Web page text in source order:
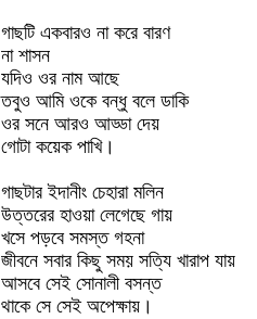
গাছটি একবারও না করে বারণ
না শাসন
যদিও ওর নাম আছে
তবুও আমি ওকে বন্ধু বলে ডাকি
ওর সনে আরও আড্ডা দেয়
গোটা কয়েক পাখি।
গাছটার ইদানীং চেহারা মলিন
উত্তরের হাওয়া লেগেছে গায়
খসে পড়বে সমস্ত গহনা
জীবনে সবার কিছু সময় সত্যি খারাপ যায়
আসবে সেই সোনালী বসন্ত
থাকে সে সেই অপেক্ষায়।